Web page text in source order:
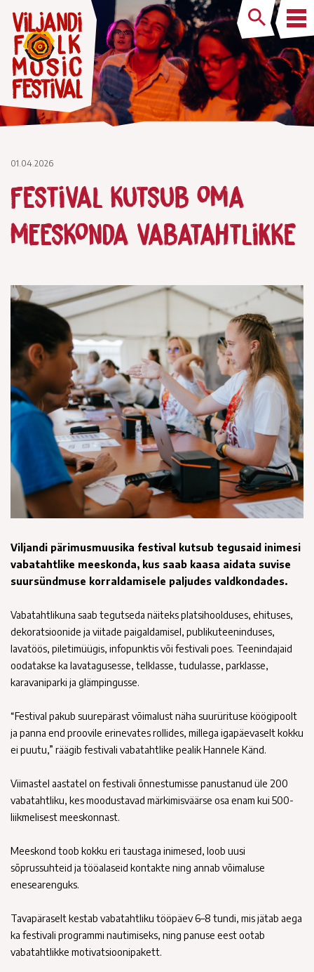
01.04.2026
Festival kutsub oma
meeskonda vabatahtlikke
Viljandi pärimusmuusika festival kutsub tegusaid inimesi
vabatahtlike meeskonda, kus saab kaasa aidata suvise
suursündmuse korraldamisele paljudes valdkondades.
Vabatahtlikuna saab tegutseda näiteks platsihoolduses, ehituses,
dekoratsioonide ja viitade paigaldamisel, publikuteeninduses,
lavatöös, piletimüügis, infopunktis või festivali poes. Teenindajaid
oodatakse ka lavatagusesse, telklasse, tudulasse, parklasse,
karavaniparki ja glämpingusse.
“Festival pakub suurepärast võimalust näha suurürituse köögipoolt
ja panna end proovile erinevates rollides, millega igapäevaselt kokku
ei puutu,” räägib festivali vabatahtlike pealik Hannele Känd.
Viimastel aastatel on festivali õnnestumisse panustanud üle 200
vabatahtliku, kes moodustavad märkimisväärse osa enam kui 500-
liikmelisest meeskonnast.
Meeskond toob kokku eri taustaga inimesed, loob uusi
sõprussuhteid ja tööalaseid kontakte ning annab võimaluse
enesearenguks.
Tavapäraselt kestab vabatahtliku tööpäev 6–8 tundi, mis jätab aega
ka festivali programmi nautimiseks, ning panuse eest ootab
vabatahtlikke motivatsioonipakett.